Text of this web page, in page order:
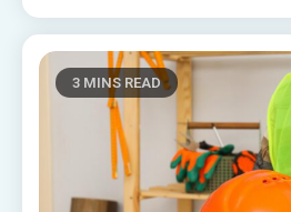
3 MINS READ